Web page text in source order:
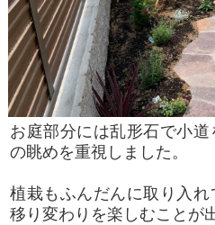
お庭部分には乱形石で小
の眺めを重視しました。
植栽もふんだんに取り入
移り変わりを楽しむことが